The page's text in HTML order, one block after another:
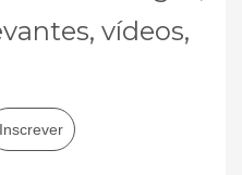
vídeos,